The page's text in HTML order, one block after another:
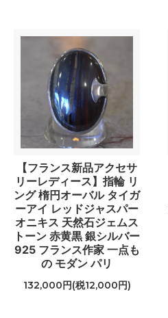
【フランス新品アクセサ
リーレディース】指輪 リ
ング 楕円オーバル タイガ
ーアイ レッドジャスパー
オニキス 天然石ジェムス
トーン 赤黄黒 銀シルバー
925 フランス作家 一点も
の モダン パリ
132,000円(税12,000円)